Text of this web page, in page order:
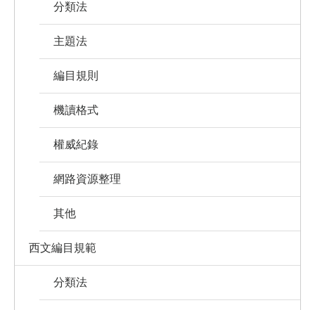
分類法
主題法
編目規則
機讀格式
權威紀錄
網路資源整理
其他
西文編目規範
分類法